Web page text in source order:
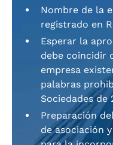
Nombre de la
registrado en
Esperar la
debe coincidir
empresa
palabras
Sociedades de
Preparación
de asociación